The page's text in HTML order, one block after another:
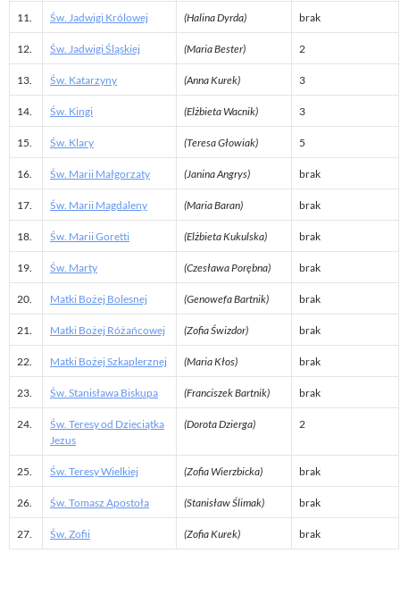
11. Św. Jadwigi Królowej (Halina Dyrda) brak
12. Św. Jadwigi Śląskiej (Maria Bester) 2
13. Św. Katarzyny (Anna Kurek) 3
14. Św. Kingi (Elżbieta Wacnik) 3
15. Św. Klary (Teresa Głowiak) 5
16. Św. Marii Małgorzaty (Janina Angrys) brak
17. Św. Marii Magdaleny (Maria Baran) brak
18. Św. Marii Goretti (Elżbieta Kukulska) brak
19. Św. Marty (Czesława Porębna) brak
20. Matki Bożej Bolesnej (Genowefa Bartnik) brak
21. Matki Bożej Różańcowej (Zofia Świzdor) brak
22. Matki Bożej Szkaplerznej (Maria Kłos) brak
23. Św. Stanisława Biskupa (Franciszek Bartnik) brak
24.
Św. Teresy od Dzieciątka
Jezus
(Dorota Dzierga) 2
25. Św. Teresy Wielkiej (Zofia Wierzbicka) brak
26. Św. Tomasz Apostoła (Stanisław Ślimak) brak
27. Św. Zofii (Zofia Kurek) brak